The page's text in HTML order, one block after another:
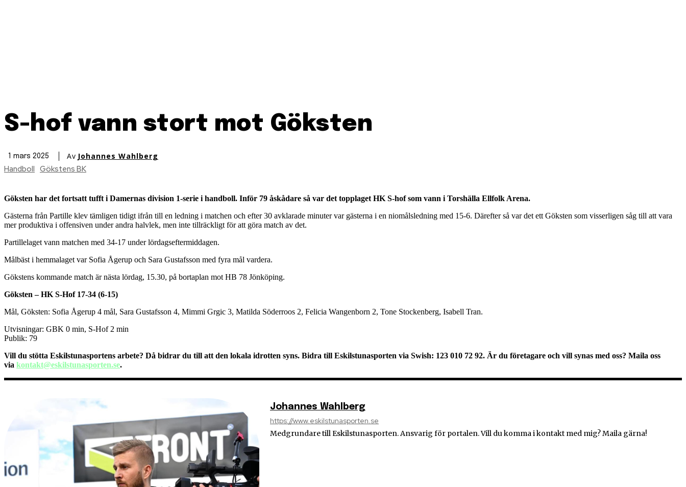
S-hof vann stort mot Göksten
1 mars 2025 Av Johannes Wahlberg
Handboll Gökstens BK
Göksten har det fortsatt tufft i Damernas division 1-serie i handboll. Inför 79 åskådare så var det topplaget HK S-hof som vann i Torshälla Ellfolk Arena.
Gästerna från Partille klev tämligen tidigt ifrån till en ledning i matchen och efter 30 avklarade minuter var gästerna i en niomålsledning med 15-6. Därefter så var det ett Göksten som visserligen såg till att vara
mer produktiva i offensiven under andra halvlek, men inte tillräckligt för att göra match av det.
Partillelaget vann matchen med 34-17 under lördagseftermiddagen.
Målbäst i hemmalaget var Sofia Ågerup och Sara Gustafsson med fyra mål vardera.
Gökstens kommande match är nästa lördag, 15.30, på bortaplan mot HB 78 Jönköping.
Göksten – HK S-Hof 17-34 (6-15)
Mål, Göksten: Sofia Ågerup 4 mål, Sara Gustafsson 4, Mimmi Grgic 3, Matilda Söderroos 2, Felicia Wangenborn 2, Tone Stockenberg, Isabell Tran.
Utvisningar: GBK 0 min, S-Hof 2 min
Publik: 79
Vill du stötta Eskilstunasportens arbete? Då bidrar du till att den lokala idrotten syns. Bidra till Eskilstunasporten via Swish: 123 010 72 92. Är du företagare och vill synas med oss? Maila oss
via kontakt@eskilstunasporten.se.
Johannes Wahlberg
https://www.eskilstunasporten.se
Medgrundare till Eskilstunasporten. Ansvarig för portalen. Vill du komma i kontakt med mig? Maila gärna!